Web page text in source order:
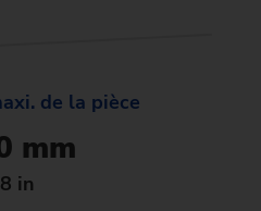
de la pièce
mm
8 in